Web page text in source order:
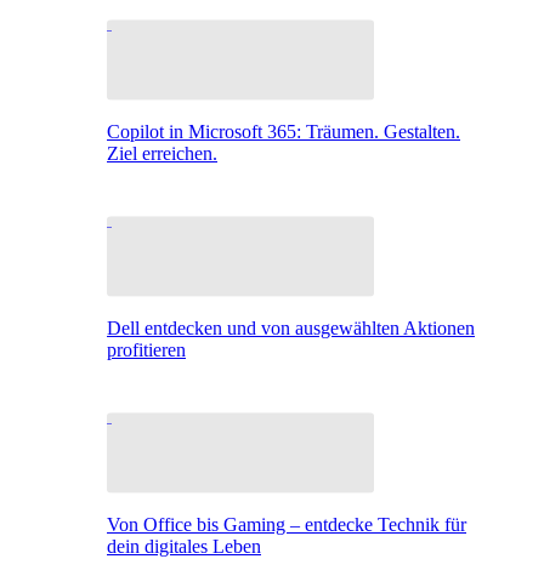
Copilot in Microsoft 365: Träumen. Gestalten.
Ziel erreichen.
Dell entdecken und von ausgewählten Aktionen
profitieren
Von Office bis Gaming – entdecke Technik für
dein digitales Leben